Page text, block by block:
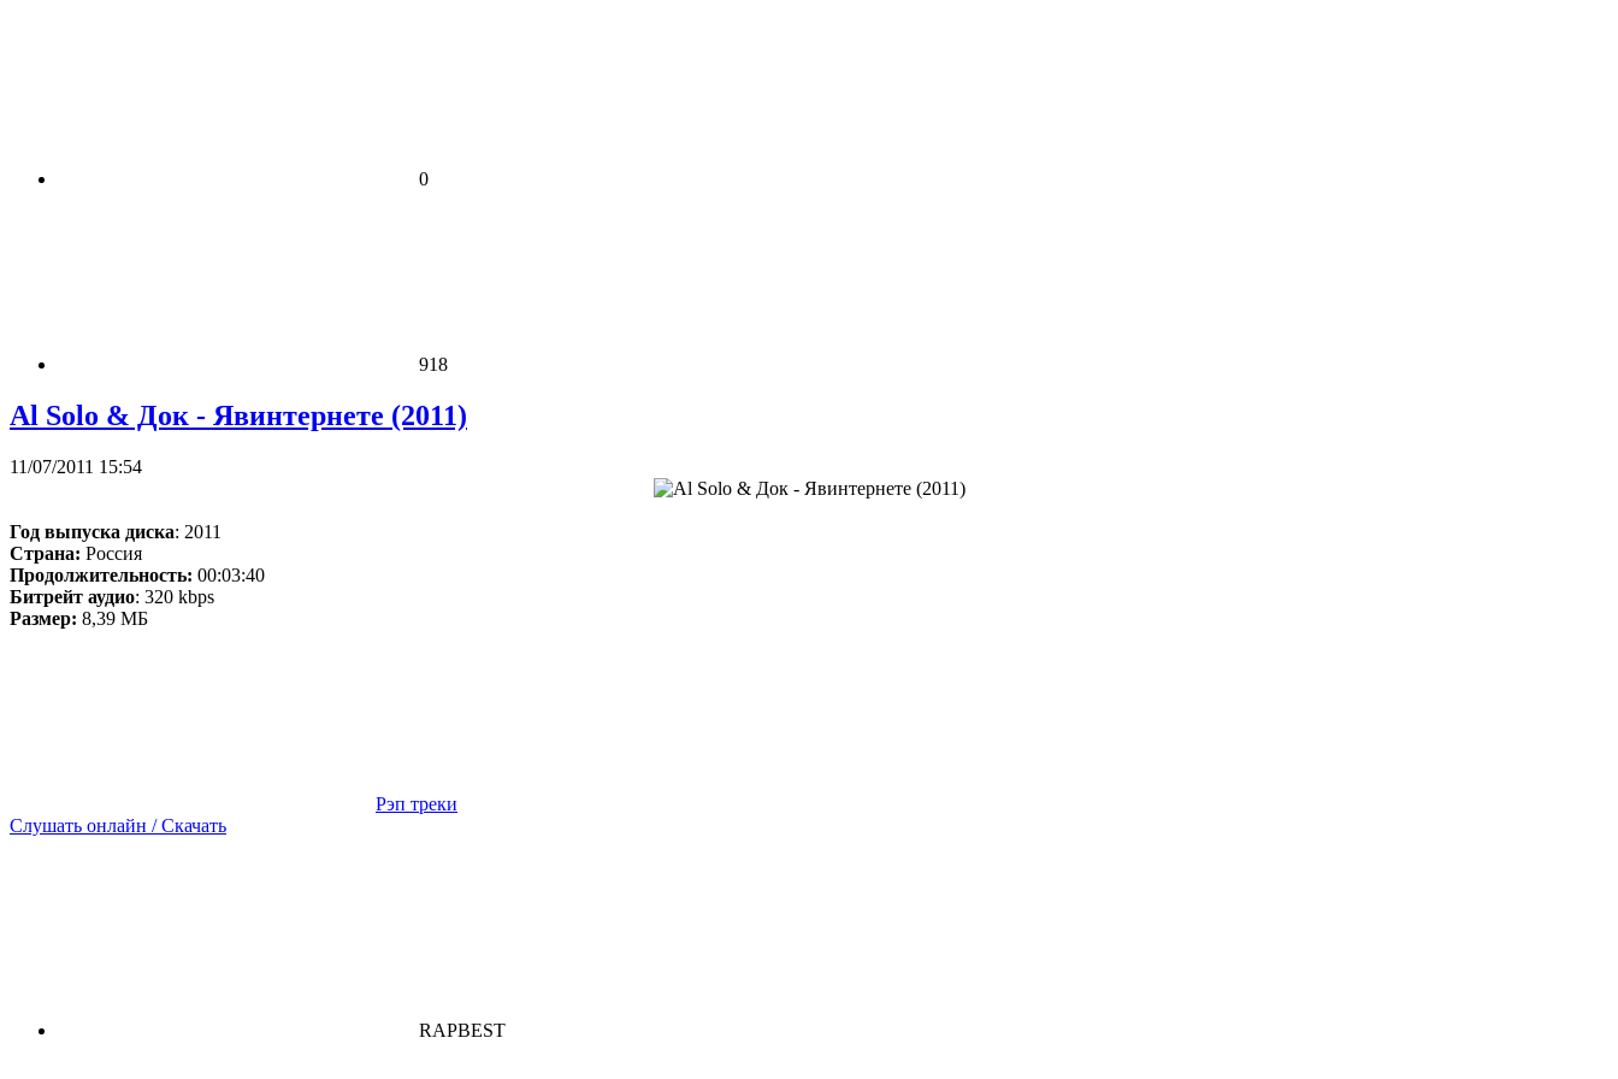
0
918
Al Solo & Док - Явинтернете (2011)
11/07/2011 15:54
Год выпуска диска: 2011
Страна: Россия
Продолжительность: 00:03:40
Битрейт аудио: 320 kbps
Размер: 8,39 МБ
Рэп треки
Слушать онлайн / Скачать
RAPBEST